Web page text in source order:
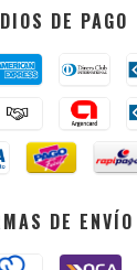
DE PAGO
DE ENVÍO